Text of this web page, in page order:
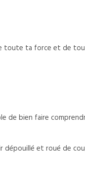
toute ta force et de
de bien faire
dépouillé et roué de